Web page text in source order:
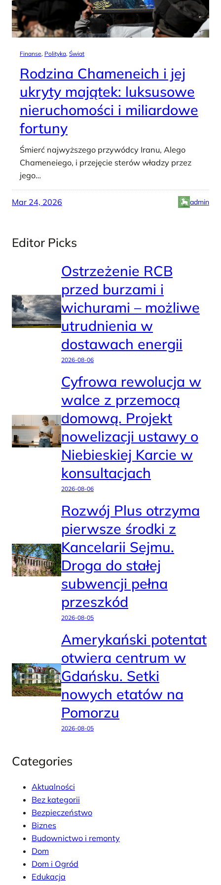
Finanse, Polityka, Świat
Rodzina Chameneich i jej
ukryty majątek: luksusowe
nieruchomości i miliardowe
fortuny
Śmierć najwyższego przywódcy Iranu, Alego
Chameneiego, i przejęcie sterów władzy przez
jego…
Mar 24, 2026 admin
Editor Picks
Ostrzeżenie RCB
przed burzami i
wichurami – możliwe
utrudnienia w
dostawach energii
2026-08-06
Cyfrowa rewolucja w
walce z przemocą
domową. Projekt
nowelizacji ustawy o
Niebieskiej Karcie w
konsultacjach
2026-08-06
Rozwój Plus otrzyma
pierwsze środki z
Kancelarii Sejmu.
Droga do stałej
subwencji pełna
przeszkód
2026-08-05
Amerykański potentat
otwiera centrum w
Gdańsku. Setki
nowych etatów na
Pomorzu
2026-08-05
Categories
Aktualności
Bez kategorii
Bezpieczeństwo
Biznes
Budownictwo i remonty
Dom
Dom i Ogród
Edukacja